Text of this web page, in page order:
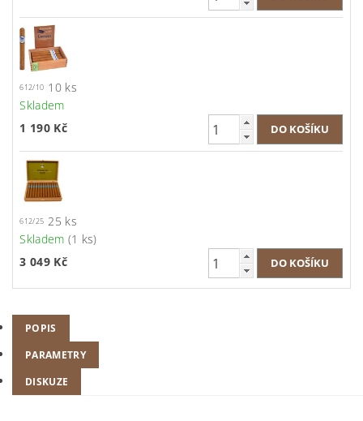
612/10 10 ks
Skladem
1 190 Kč
612/25 25 ks
Skladem (1 ks)
3 049 Kč
POPIS
PARAMETRY
DISKUZE